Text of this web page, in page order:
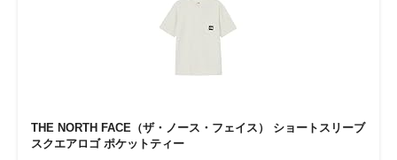
THE NORTH FACE（ザ・ノース・フェイス） ショートスリーブ
スクエアロゴ ポケットティー